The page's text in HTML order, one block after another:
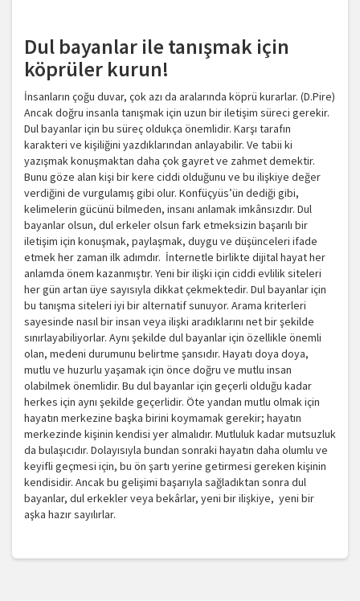
Dul bayanlar ile tanışmak için
köprüler kurun!
İnsanların çoğu duvar, çok azı da aralarında köprü kurarlar. (D.Pire)
Ancak doğru insanla tanışmak için uzun bir iletişim süreci gerekir.
Dul bayanlar için bu süreç oldukça önemlidir. Karşı tarafın
karakteri ve kişiliğini yazdıklarından anlayabilir. Ve tabii ki
yazışmak konuşmaktan daha çok gayret ve zahmet demektir.
Bunu göze alan kişi bir kere ciddi olduğunu ve bu ilişkiye değer
verdiğini de vurgulamış gibi olur. Konfüçyüs’ün dediği gibi,
kelimelerin gücünü bilmeden, insanı anlamak imkânsızdır. Dul
bayanlar olsun, dul erkeler olsun fark etmeksizin başarılı bir
iletişim için konuşmak, paylaşmak, duygu ve düşünceleri ifade
etmek her zaman ilk adımdır. İnternetle birlikte dijital hayat her
anlamda önem kazanmıştır. Yeni bir ilişki için ciddi evlilik siteleri
her gün artan üye sayısıyla dikkat çekmektedir. Dul bayanlar için
bu tanışma siteleri iyi bir alternatif sunuyor. Arama kriterleri
sayesinde nasıl bir insan veya ilişki aradıklarını net bir şekilde
sınırlayabiliyorlar. Aynı şekilde dul bayanlar için özellikle önemli
olan, medeni durumunu belirtme şansıdır. Hayatı doya doya,
mutlu ve huzurlu yaşamak için önce doğru ve mutlu insan
olabilmek önemlidir. Bu dul bayanlar için geçerli olduğu kadar
herkes için aynı şekilde geçerlidir. Öte yandan mutlu olmak için
hayatın merkezine başka birini koymamak gerekir; hayatın
merkezinde kişinin kendisi yer almalıdır. Mutluluk kadar mutsuzluk
da bulaşıcıdır. Dolayısıyla bundan sonraki hayatın daha olumlu ve
keyifli geçmesi için, bu ön şartı yerine getirmesi gereken kişinin
kendisidir. Ancak bu gelişimi başarıyla sağladıktan sonra dul
bayanlar, dul erkekler veya bekârlar, yeni bir ilişkiye, yeni bir
aşka hazır sayılırlar.